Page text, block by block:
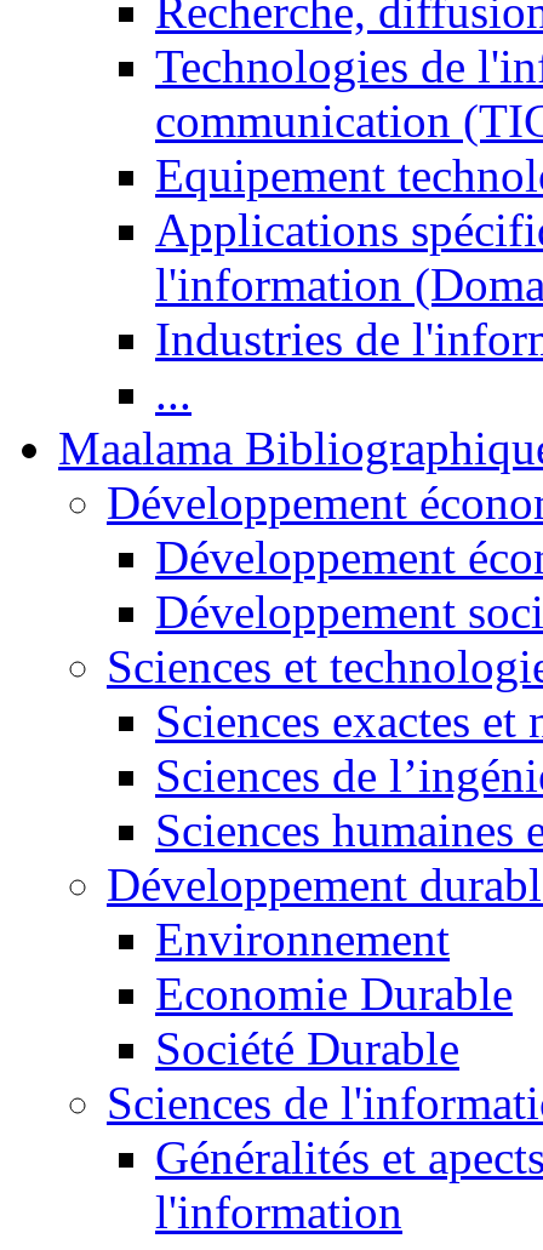
Recherche,
Technologies de
communication
Equipement
Applications
l'information
Industries de
...
Maalama
Développement
Développement
Développement
Sciences et
Sciences exactes et
Sciences de
Sciences humaines
Développement
Environnement
Economie Durable
Société Durable
Sciences de
Généralités et
l'information